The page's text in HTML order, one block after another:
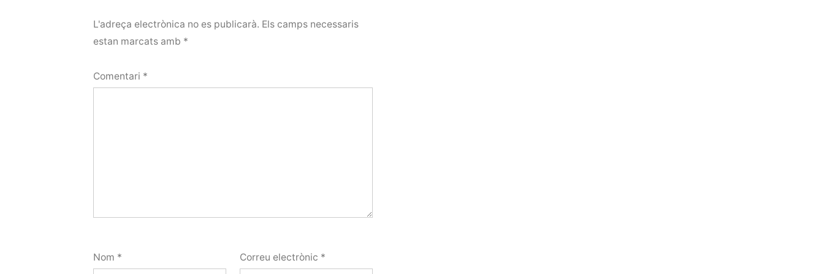
L'adreça electrònica no es publicarà. Els camps necessaris
estan marcats amb *
Comentari *
Nom * Correu electrònic *